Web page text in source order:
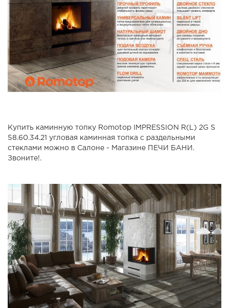
Купить каминную топку Romotop IMPRESSION R(L) 2G S
58.60.34.21 угловая каминная топка с раздельными
стеклами можно в Салоне - Магазине ПЕЧИ БАНИ.
Звоните!.